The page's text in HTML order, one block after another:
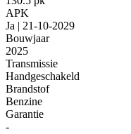
APK
Ja | 21-10-2029
Bouwjaar
2025
Transmissie
Handgeschakeld
Brandstof
Benzine
Garantie
-